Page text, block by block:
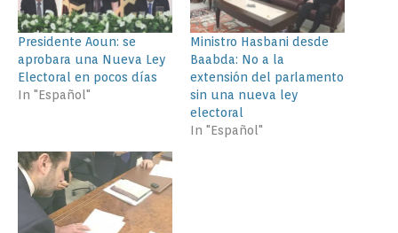
Presidente Aoun: se
aprobara una Nueva Ley
Electoral en pocos días
In "Español"
Ministro Hasbani desde
Baabda: No a la
extensión del parlamento
sin una nueva ley
electoral
In "Español"